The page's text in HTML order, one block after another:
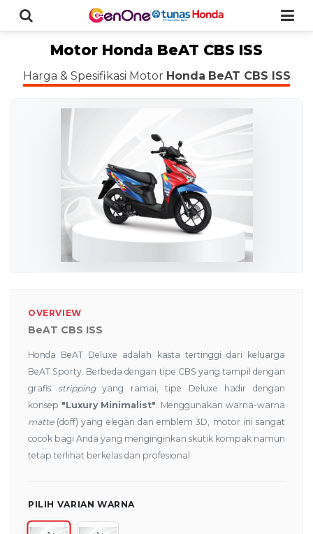
Motor Honda BeAT CBS ISS
Harga & Spesifikasi Motor Honda BeAT CBS ISS
OVERVIEW
BeAT CBS ISS
Honda BeAT Deluxe adalah kasta tertinggi dari keluarga
BeAT Sporty. Berbeda dengan tipe CBS yang tampil dengan
grafis strippingyang ramai, tipe Deluxe hadir dengan
konsep "Luxury Minimalist". Menggunakan warna-warna
matte(doff) yang elegan dan emblem 3D, motor ini sangat
cocok bagi Anda yang menginginkan skutik kompak namun
tetap terlihat berkelas dan profesional.
PILIH VARIAN WARNA